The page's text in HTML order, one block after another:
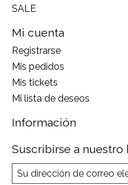
SALE
Mi cuenta
Registrarse
Mis pedidos
Mis tickets
Mi lista de deseos
Información
Suscribirse a